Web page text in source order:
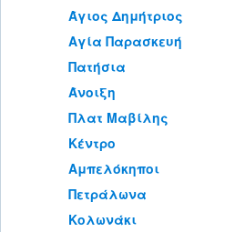
Άγιος Δημήτριος
Αγία Παρασκευή
Πατήσια
Άνοιξη
Πλατ Μαβίλης
Κέντρο
Αμπελόκηποι
Πετράλωνα
Κολωνάκι